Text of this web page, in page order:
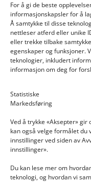
For å gi de beste
informasjonskapsler for å
Å samtykke til disse
nettleser atferd eller unike
eller trekke tilbake
egenskaper og funksjoner.
teknologier, inkludert
informasjon om deg for
Statistiske
Markedsføring
Ved å trykke «Aksepter»
kan også velge formålet du
innstillinger ved siden av
innstillinger».
Du kan lese mer om
teknologi, og hvordan vi